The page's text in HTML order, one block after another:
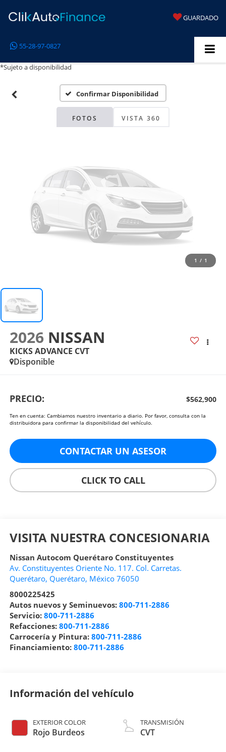
GUARDADO
55-28-97-0827
*Sujeto a disponibilidad
Confirmar Disponibilidad
FOTOS VISTA 360
Disponibles
Por favor, revise luego
1 / 1
2026 NISSAN
KICKS ADVANCE CVT
Disponible
PRECIO: $562,900
Ten en cuenta: Cambiamos nuestro inventario a diario. Por favor, consulta con la
distribuidora para confirmar la disponibilidad del vehículo.
CONTACTAR UN ASESOR
CLICK TO CALL
VISITA NUESTRA CONCESIONARIA
Nissan Autocom Querétaro Constituyentes
Av. Constituyentes Oriente No. 117. Col. Carretas.
Querétaro, Querétaro, México 76050
8000225425
Autos nuevos y Seminuevos: 800-711-2886
Servicio: 800-711-2886
Refacciones: 800-711-2886
Carrocería y Pintura: 800-711-2886
Financiamiento: 800-711-2886
Información del vehículo
EXTERIOR COLOR
Rojo Burdeos
TRANSMISIÓN
CVT